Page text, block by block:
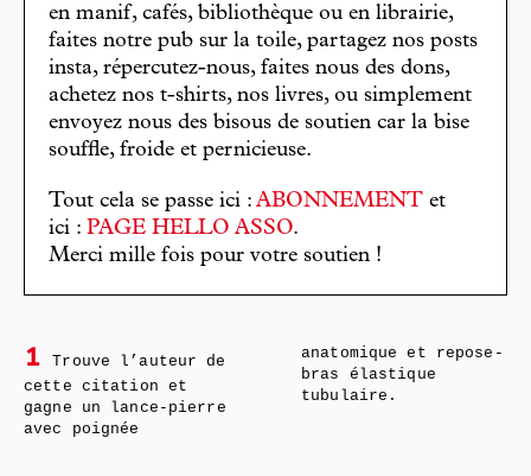
en manif, cafés, bibliothèque ou en librairie,
faites notre pub sur la toile, partagez nos posts
insta, répercutez-nous, faites nous des dons,
achetez nos t-shirts, nos livres, ou simplement
envoyez nous des bisous de soutien car la bise
souffle, froide et pernicieuse.
Tout cela se passe ici : ABONNEMENT et
ici : PAGE HELLO ASSO.
Merci mille fois pour votre soutien !
1
Trouve l’auteur de
cette citation et
gagne un lance-pierre
avec poignée
anatomique et repose-
bras élastique
tubulaire.